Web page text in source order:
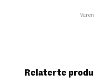
Relaterte